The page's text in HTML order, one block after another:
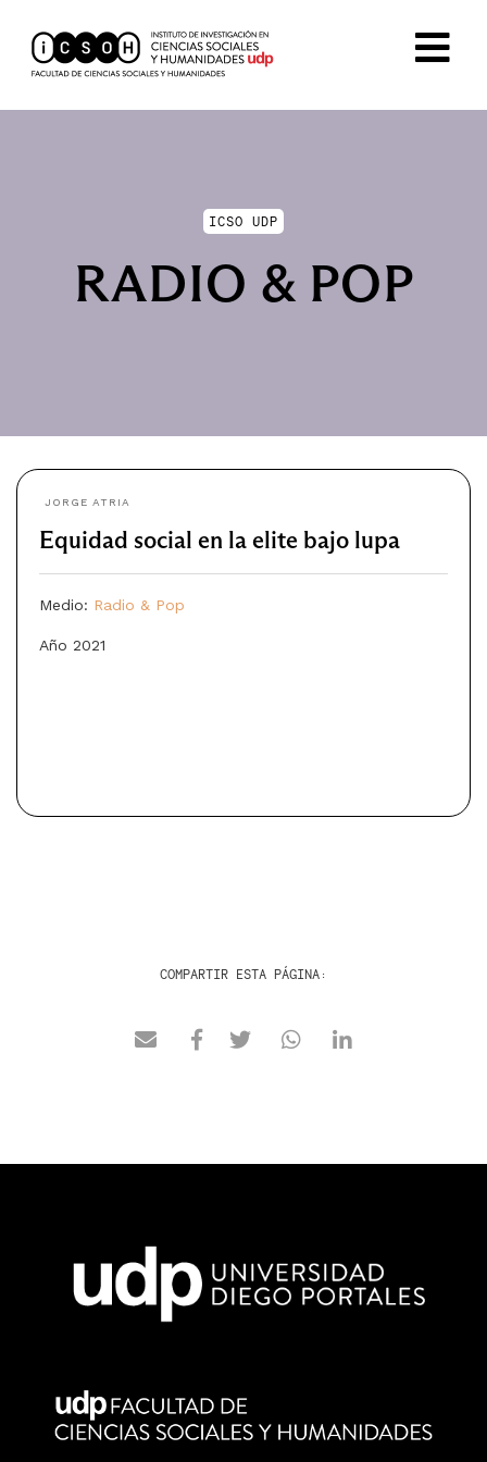
ICSO UDP
RADIO & POP
JORGE ATRIA
Equidad social en la elite bajo lupa
Medio: Radio & Pop
Año 2021
COMPARTIR ESTA PÁGINA: